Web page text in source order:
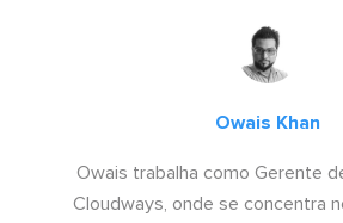
Owais Khan
Owais trabalha como Gerente
Cloudways, onde se concentra